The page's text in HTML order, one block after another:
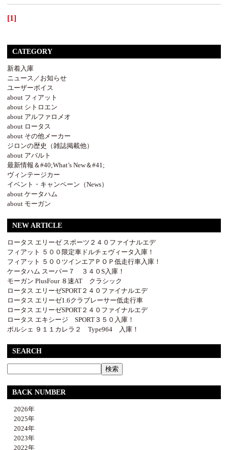
[1]
CATEGORY
新着入庫
ニュース／お知らせ
ユーザーボイス
about フィアット
about シトロエン
about アルファロメオ
about ロータス
about その他メーカー
ジロンの歴史（雑誌掲載他）
about アバルト
最新情報＆#40;What’s New＆#41;
ヴィンテージカー
イベント・キャンペーン（News）
about ケータハム
about モーガン
NEW ARTICLE
ロータス エリーゼ スポーツ２４０ファイナルエデ
フィアット ５００限定車ドルチェヴィータ入庫！
フィアット ５００ツインエアＰＯＰ低走行車入庫！
ケータハム スーパー７ ３４０S入庫！
モーガン PlusFour ８速AT クラシック
ロータス エリーゼSPORT２４０ファイナルエデ
ロータス エリーゼ1.6クラブレーサー低走行車
ロータス エリーゼSPORT２４０ファイナルエデ
ロータス エキシージ SPORT３５０入庫！
ポルシェ ９１１カレラ２ Type964 入庫！
SEARCH
BACK NUMBER
2026年
2025年
2024年
2023年
2022年